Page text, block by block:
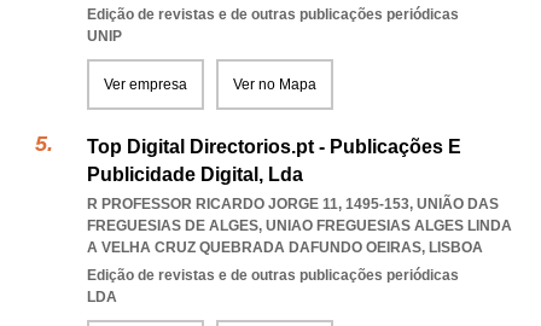
Edição de revistas e de outras publicações periódicas
UNIP
Ver empresa Ver no Mapa
Top Digital Directorios.pt - Publicações E
Publicidade Digital, Lda
R PROFESSOR RICARDO JORGE 11, 1495-153, UNIÃO DAS
FREGUESIAS DE ALGES, UNIAO FREGUESIAS ALGES LINDA
A VELHA CRUZ QUEBRADA DAFUNDO OEIRAS, LISBOA
Edição de revistas e de outras publicações periódicas
LDA